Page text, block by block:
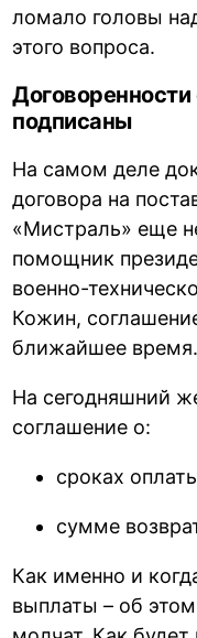
ломало головы
этого вопроса.
подписаны
На самом деле
договора на
«Мистраль» еще
помощник
военно-
Кожин,
ближайшее время.
На сегодняшний
соглашение о:
сроках
сумме
Как именно и
выплаты – об